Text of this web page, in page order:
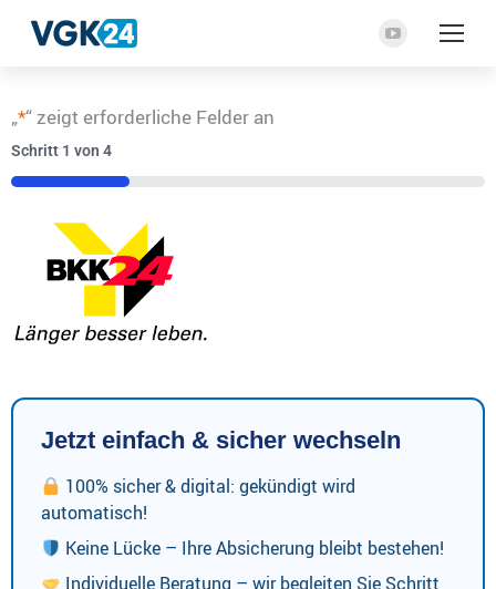
YouTube
neuen
„*“ zeigt erforderliche Felder an
Schritt 1 von 4
25%
Jetzt einfach & sicher wechseln
100% sicher & digital: gekündigt wird
automatisch!
Keine Lücke – Ihre Absicherung bleibt bestehen!
Individuelle Beratung – wir begleiten Sie Schritt